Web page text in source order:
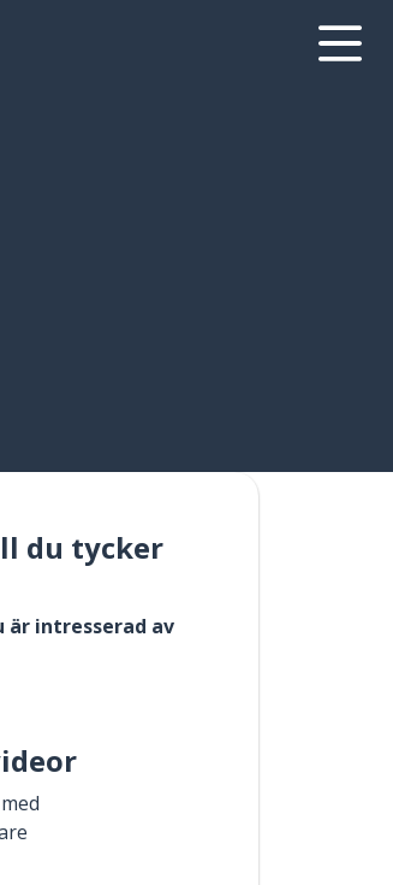
du tycker
intresserad av